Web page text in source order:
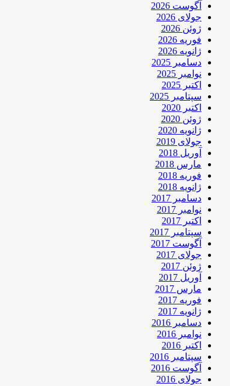
آگوست 2026
جولای 2026
ژوئن 2026
فوریه 2026
ژانویه 2026
دسامبر 2025
نوامبر 2025
اکتبر 2025
سپتامبر 2025
اکتبر 2020
ژوئن 2020
ژانویه 2020
جولای 2019
آوریل 2018
مارس 2018
فوریه 2018
ژانویه 2018
دسامبر 2017
نوامبر 2017
اکتبر 2017
سپتامبر 2017
آگوست 2017
جولای 2017
ژوئن 2017
آوریل 2017
مارس 2017
فوریه 2017
ژانویه 2017
دسامبر 2016
نوامبر 2016
اکتبر 2016
سپتامبر 2016
آگوست 2016
جولای 2016